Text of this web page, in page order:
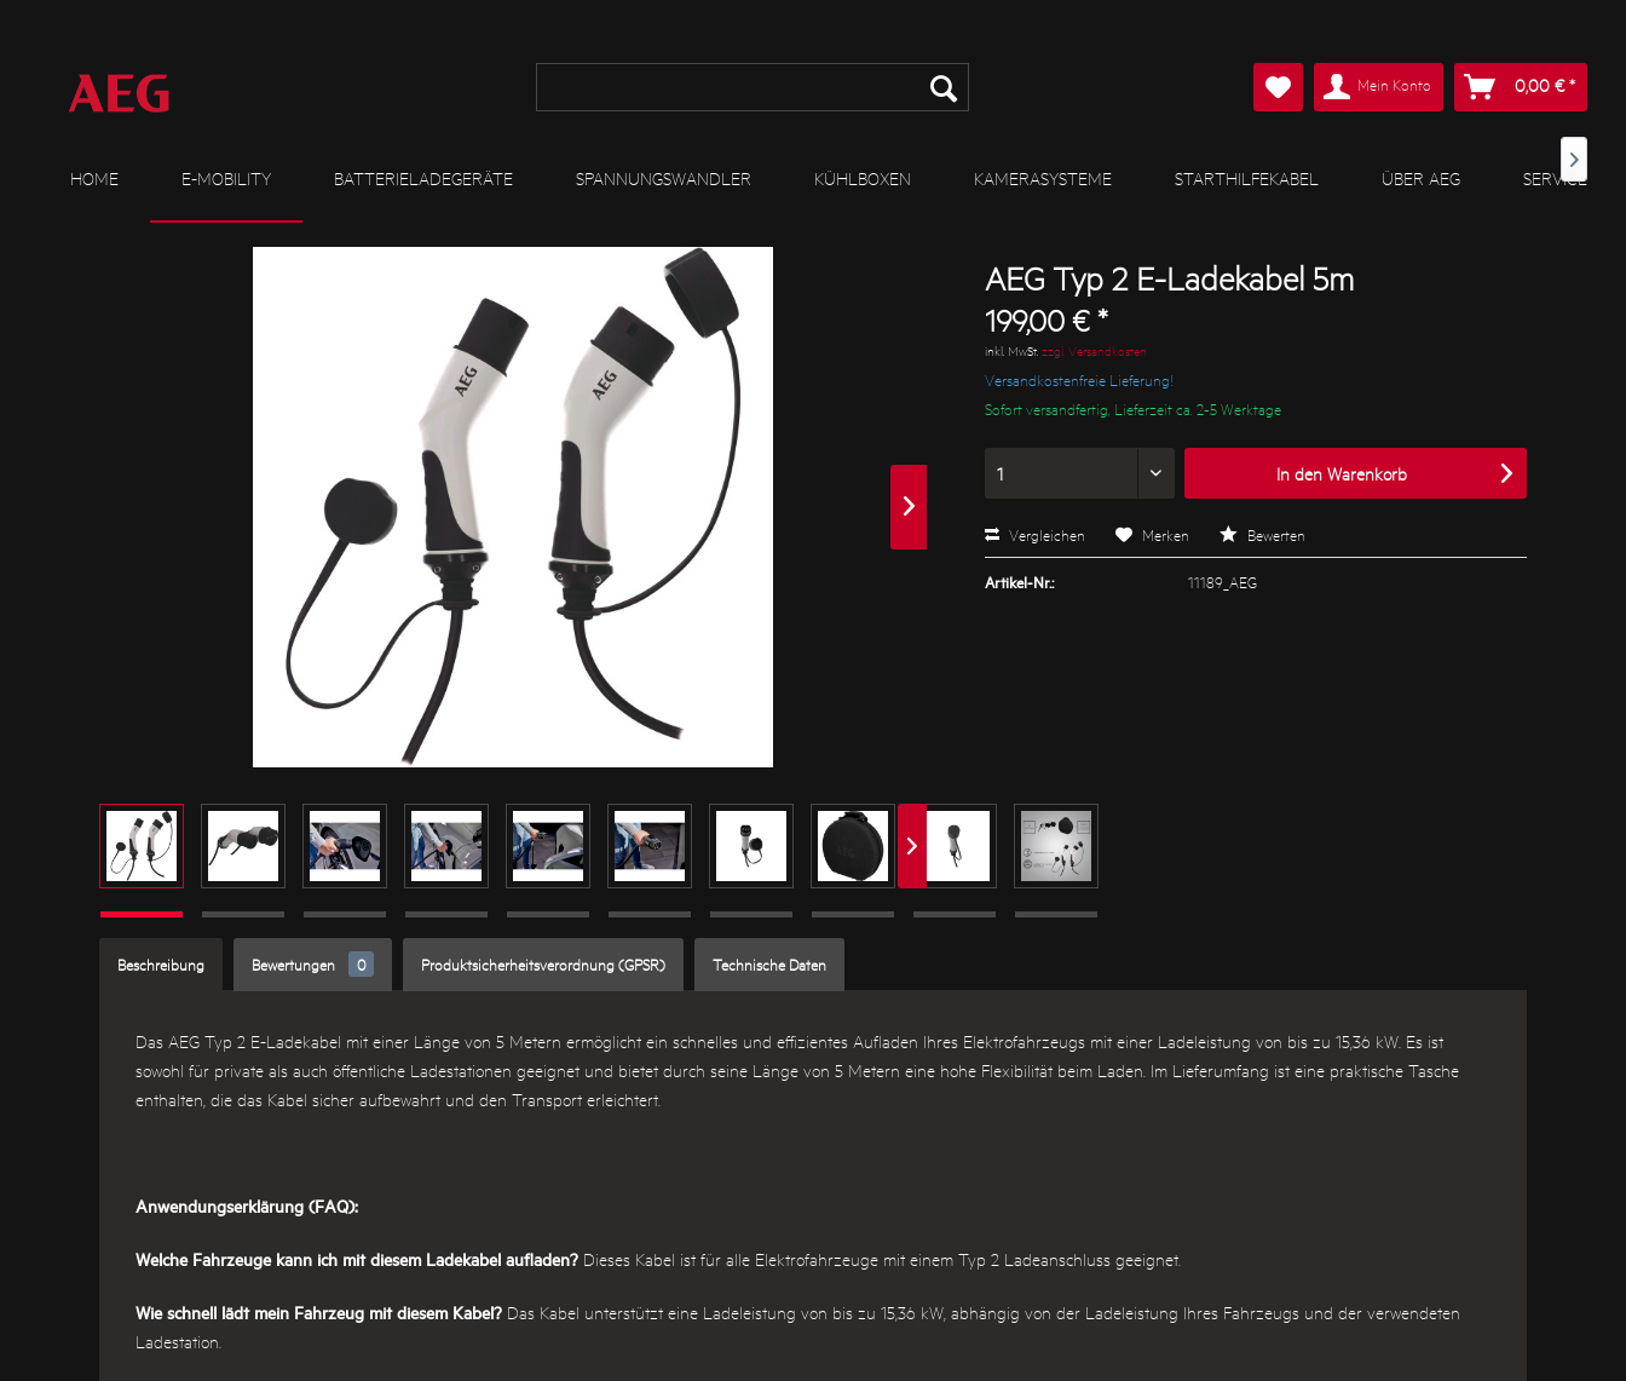
Mein Konto 0,00 € *
HOME E-MOBILITY BATTERIELADEGERÄTE SPANNUNGSWANDLER KÜHLBOXEN KAMERASYSTEME STARTHILFEKABEL ÜBER AEG SERVICE

AEG Typ 2 E-Ladekabel 5m
199,00 € *
inkl. MwSt. zzgl. Versandkosten
Versandkostenfreie Lieferung!
Sofort versandfertig, Lieferzeit ca. 2-5 Werktage
In den Warenkorb
Vergleichen Merken Bewerten
Artikel-Nr.: 11189_AEG
Beschreibung Bewertungen 0 Produktsicherheitsverordnung (GPSR) Technische Daten
Das AEG Typ 2 E-Ladekabel mit einer Länge von 5 Metern ermöglicht ein schnelles und effizientes Aufladen Ihres Elektrofahrzeugs mit einer Ladeleistung von bis zu 15,36 kW. Es ist
sowohl für private als auch öffentliche Ladestationen geeignet und bietet durch seine Länge von 5 Metern eine hohe Flexibilität beim Laden. Im Lieferumfang ist eine praktische Tasche
enthalten, die das Kabel sicher aufbewahrt und den Transport erleichtert.
Anwendungserklärung (FAQ):
Welche Fahrzeuge kann ich mit diesem Ladekabel aufladen? Dieses Kabel ist für alle Elektrofahrzeuge mit einem Typ 2 Ladeanschluss geeignet.
Wie schnell lädt mein Fahrzeug mit diesem Kabel? Das Kabel unterstützt eine Ladeleistung von bis zu 15,36 kW, abhängig von der Ladeleistung Ihres Fahrzeugs und der verwendeten
Ladestation.